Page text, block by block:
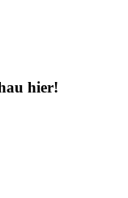
hier!